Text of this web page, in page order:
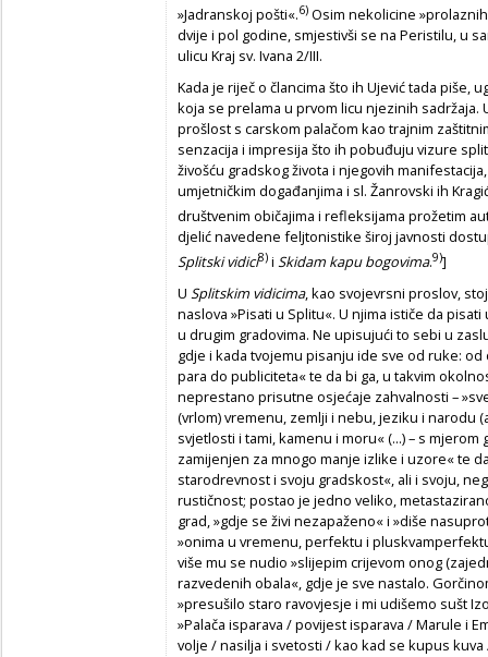
»Jadranskoj pošti«.6) Osim nekolicine
dvije i pol godine, smjestivši se na Peristilu, u
ulicu Kraj sv. Ivana 2/III.
Kada je riječ o člancima što ih Ujević tada piše,
koja se prelama u prvom licu njezinih sadržaja.
prošlost s carskom palačom kao trajnim
senzacija i impresija što ih pobuđuju vizure
živošću gradskog života i njegovih
umjetničkim događanjima i sl. Žanrovski ih
društvenim običajima i refleksijama prožetim
djelić navedene feljtonistike široj javnosti
Splitski vidici8) i Skidam kapu bogovima.9)]
U Splitskim vidicima, kao svojevrsni proslov,
naslova »Pisati u Splitu«. U njima ističe da
u drugim gradovima. Ne upisujući to sebi u
gdje i kada tvojemu pisanju ide sve od ruke:
para do publiciteta« te da bi ga, u takvim
neprestano prisutne osjećaje zahvalnosti –
(vrlom) vremenu, zemlji i nebu, jeziku i narodu
svjetlosti i tami, kamenu i moru« (...) – s
zamijenjen za mnogo manje izlike i uzore« te
starodrevnost i svoju gradskost«, ali i svoju,
rustičnost; postao je jedno veliko,
grad, »gdje se živi nezapaženo« i »diše
»onima u vremenu, perfektu i
više mu se nudio »slijepim crijevom onog
razvedenih obala«, gdje je sve nastalo.
»presušilo staro ravovjesje i mi udišemo sušt
»Palača isparava / povijest isparava / Marule i
volje / nasilja i svetosti / kao kad se kupus